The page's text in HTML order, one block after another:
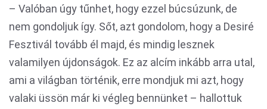
– Valóban úgy tűnhet, hogy ezzel búcsúzunk, de
nem gondoljuk így. Sőt, azt gondolom, hogy a Desiré
Fesztivál tovább él majd, és mindig lesznek
valamilyen újdonságok. Ez az alcím inkább arra utal,
ami a világban történik, erre mondjuk mi azt, hogy
valaki üssön már ki végleg bennünket – hallottuk